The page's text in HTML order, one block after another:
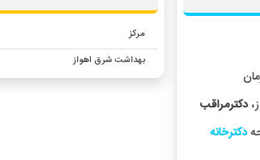
دکترمراقب
دکترخانه
مرکز
بهداشت شرق اهواز